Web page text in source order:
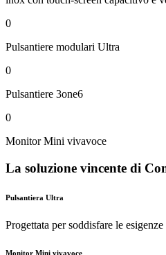
0
Pulsantiere modulari Ultra
0
Pulsantiere 3one6
0
Monitor Mini vivavoce
La soluzione vincente di
Pulsantiera Ultra
Progettata per soddisfare le
Monitor Mini vivavoce